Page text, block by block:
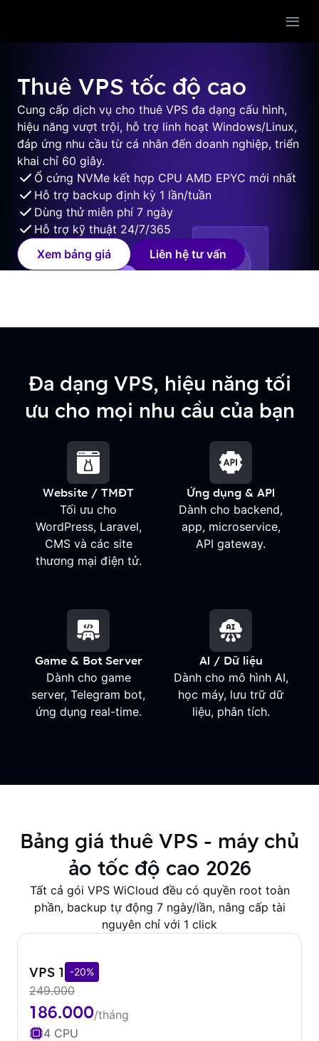
Proxmox
Hyper-V cluster
VmWare
Openstack
Cloudstack
Platform
Kubernetes
VPS
VDI
Storage
Object storage (Services)
File storage (SMB/NFS)
Block Storage (ISCSI)
Backup
Network
VPN
CDN
SDN
Proxy
Application
Kafka
MongoDB
SQL server
Liên hệ
Thuê VPS tốc độ cao
Cung cấp dịch vụ cho thuê VPS đa dạng cấu hình,
hiệu năng vượt trội, hỗ trợ linh hoạt Windows/Linux,
đáp ứng nhu cầu từ cá nhân đến doanh nghiệp, triển
khai chỉ 60 giây.
Ổ cứng NVMe kết hợp CPU AMD EPYC mới nhất
Hỗ trợ backup định kỳ 1 lần/tuần
Dùng thử miễn phí 7 ngày
Hỗ trợ kỹ thuật 24/7/365
Xem bảng giá
Liên hệ tư vấn
Đa dạng VPS, hiệu năng tối
ưu cho mọi nhu cầu của bạn
Website / TMĐT
Tối ưu cho
WordPress, Laravel,
CMS và các site
thương mại điện tử.
Ứng dụng & API
Dành cho backend,
app, microservice,
API gateway.
Game & Bot Server
Dành cho game
server, Telegram bot,
ứng dụng real-time.
AI / Dữ liệu
Dành cho mô hình AI,
học máy, lưu trữ dữ
liệu, phân tích.
Bảng giá thuê VPS - máy chủ
ảo tốc độ cao 2026
Tất cả gói VPS WiCloud đều có quyền root toàn
phần, backup tự động 7 ngày/lần, nâng cấp tài
nguyên chỉ với 1 click
VPS 1 -20%
249.000
186.000/tháng
4 CPU